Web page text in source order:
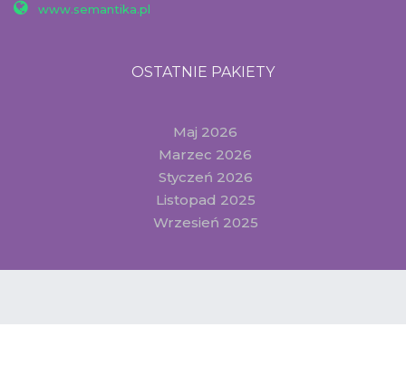
www.semantika.pl
OSTATNIE PAKIETY
Maj 2026
Marzec 2026
Styczeń 2026
Listopad 2025
Wrzesień 2025